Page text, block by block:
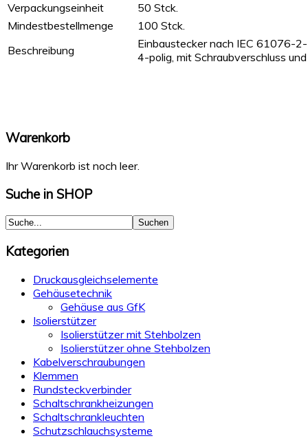
Verpackungseinheit
50 Stck.
Mindestbestellmenge
100 Stck.
Beschreibung
Einbaustecker nach IEC 61076-
4-polig, mit Schraubverschluss
Warenkorb
Ihr Warenkorb ist noch leer.
Suchein SHOP
Kategorien
Druckausgleichselemente
Gehäusetechnik
Gehäuse aus GfK
Isolierstützer
Isolierstützer mit Stehbolzen
Isolierstützer ohne Stehbolzen
Kabelverschraubungen
Klemmen
Rundsteckverbinder
Schaltschrankheizungen
Schaltschrankleuchten
Schutzschlauchsysteme